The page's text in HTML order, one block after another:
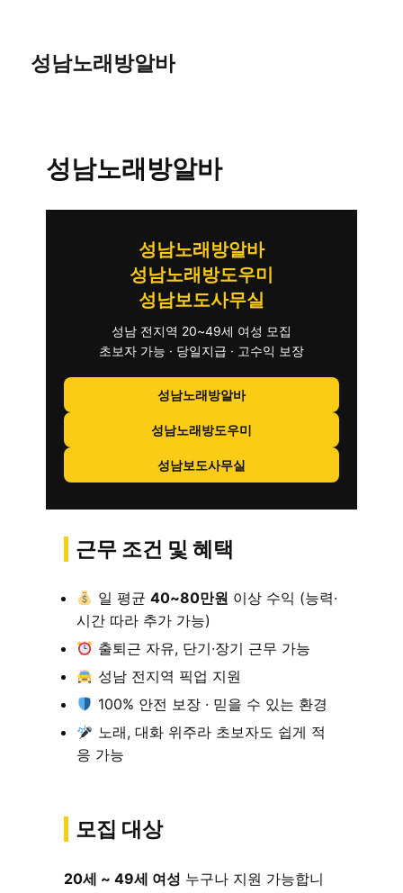
성남노래방알바
성남노래방알바
성남노래방알바
성남노래방도우미
성남보도사무실
성남 전지역 20~49세 여성 모집
초보자 가능 · 당일지급 · 고수익 보장
성남노래방알바
성남노래방도우미
성남보도사무실
근무 조건 및 혜택
일 평균 40~80만원 이상 수익 (능력·
시간 따라 추가 가능)
출퇴근 자유, 단기·장기 근무 가능
성남 전지역 픽업 지원
100% 안전 보장 · 믿을 수 있는 환경
노래, 대화 위주라 초보자도 쉽게 적
응 가능
모집 대상
20세 ~ 49세 여성 누구나 지원 가능합니